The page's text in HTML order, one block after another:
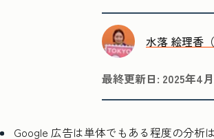
水落 絵理香
最終更新日: 2025年4
Google 広告は単体でもある程度の分析